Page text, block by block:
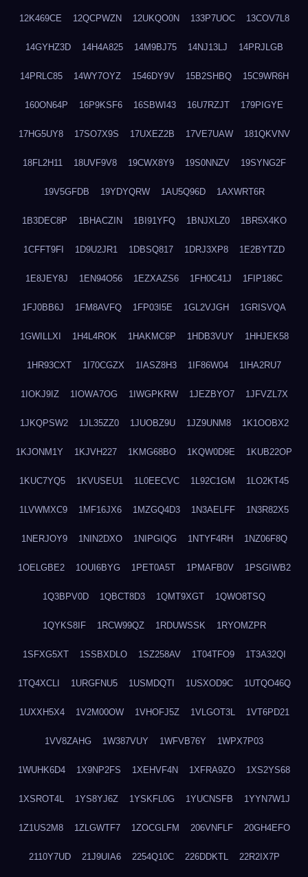
12K469CE 12QCPWZN 12UKQO0N 133P7UOC 13COV7L8
14GYHZ3D 14H4A825 14M9BJ75 14NJ13LJ 14PRJLGB
14PRLC85 14WY7OYZ 1546DY9V 15B2SHBQ 15C9WR6H
160ON64P 16P9KSF6 16SBWI43 16U7RZJT 179PIGYE
17HG5UY8 17SO7X9S 17UXEZ2B 17VE7UAW 181QKVNV
18FL2H11 18UVF9V8 19CWX8Y9 19S0NNZV 19SYNG2F
19V5GFDB 19YDYQRW 1AU5Q96D 1AXWRT6R
1B3DEC8P 1BHACZIN 1BI91YFQ 1BNJXLZ0 1BR5X4KO
1CFFT9FI 1D9U2JR1 1DBSQ817 1DRJ3XP8 1E2BYTZD
1E8JEY8J 1EN94O56 1EZXAZS6 1FH0C41J 1FIP186C
1FJ0BB6J 1FM8AVFQ 1FP03I5E 1GL2VJGH 1GRISVQA
1GWILLXI 1H4L4ROK 1HAKMC6P 1HDB3VUY 1HHJEK58
1HR93CXT 1I70CGZX 1IASZ8H3 1IF86W04 1IHA2RU7
1IOKJ9IZ 1IOWA7OG 1IWGPKRW 1JEZBYO7 1JFVZL7X
1JKQPSW2 1JL35ZZ0 1JUOBZ9U 1JZ9UNM8 1K1OOBX2
1KJONM1Y 1KJVH227 1KMG68BO 1KQW0D9E 1KUB22OP
1KUC7YQ5 1KVUSEU1 1L0EECVC 1L92C1GM 1LO2KT45
1LVWMXC9 1MF16JX6 1MZGQ4D3 1N3AELFF 1N3R82X5
1NERJOY9 1NIN2DXO 1NIPGIQG 1NTYF4RH 1NZ06F8Q
1OELGBE2 1OUI6BYG 1PET0A5T 1PMAFB0V 1PSGIWB2
1Q3BPV0D 1QBCT8D3 1QMT9XGT 1QWO8TSQ
1QYKS8IF 1RCW99QZ 1RDUWSSK 1RYOMZPR
1SFXG5XT 1SSBXDLO 1SZ258AV 1T04TFO9 1T3A32QI
1TQ4XCLI 1URGFNU5 1USMDQTI 1USXOD9C 1UTQO46Q
1UXXH5X4 1V2M00OW 1VHOFJ5Z 1VLGOT3L 1VT6PD21
1VV8ZAHG 1W387VUY 1WFVB76Y 1WPX7P03
1WUHK6D4 1X9NP2FS 1XEHVF4N 1XFRA9ZO 1XS2YS68
1XSROT4L 1YS8YJ6Z 1YSKFL0G 1YUCNSFB 1YYN7W1J
1Z1US2M8 1ZLGWTF7 1ZOCGLFM 206VNFLF 20GH4EFO
2110Y7UD 21J9UIA6 2254Q10C 226DDKTL 22R2IX7P